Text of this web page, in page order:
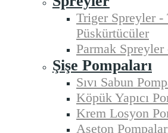
Triger Spreyler -
Püskürtücüler
Parmak
Şişe Pompaları
Sıvı Sabun
Köpük Yapıcı
Krem Losyon
Aseton